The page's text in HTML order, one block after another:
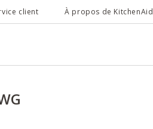
client À propos de KitchenAid